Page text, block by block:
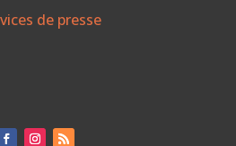
de presse